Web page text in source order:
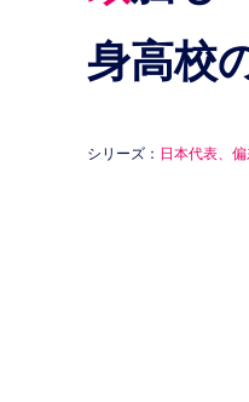
身高校
シリーズ： 日本代表、